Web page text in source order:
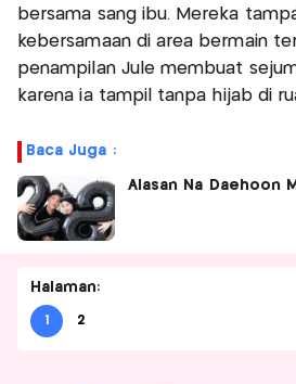
bersama sang ibu. Mereka
kebersamaan di area bermain
penampilan Jule membuat
karena ia tampil tanpa hijab di
Baca Juga :
Alasan Na Daehoon
Halaman:
1 2